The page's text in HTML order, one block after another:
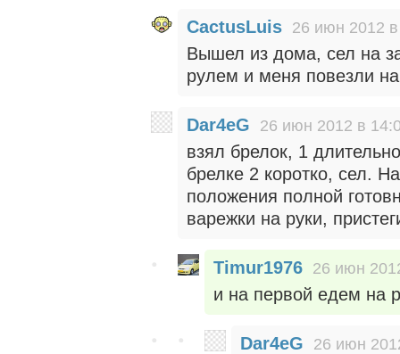
CactusLuis 26 июн 2012
Вышел из дома, сел на
рулем и меня повезли
Dar4eG 26 июн 2012 в
взял брелок, 1
брелке 2 коротко, сел.
положения полной
варежки на руки,
Timur1976 26 июн
и на первой едем на
Dar4eG 26 июн